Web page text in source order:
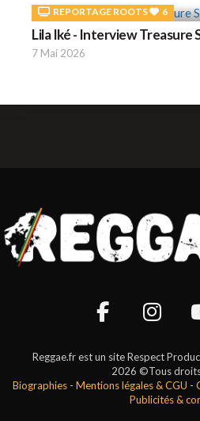
REPORTAGE ROOTS 6
Lila Iké - Interview Treasure
7 Mai 2026
Reggae.fr est un site Respect
2026 ©Tous
Biographies- Mentions légales & CGU -
Publicités &